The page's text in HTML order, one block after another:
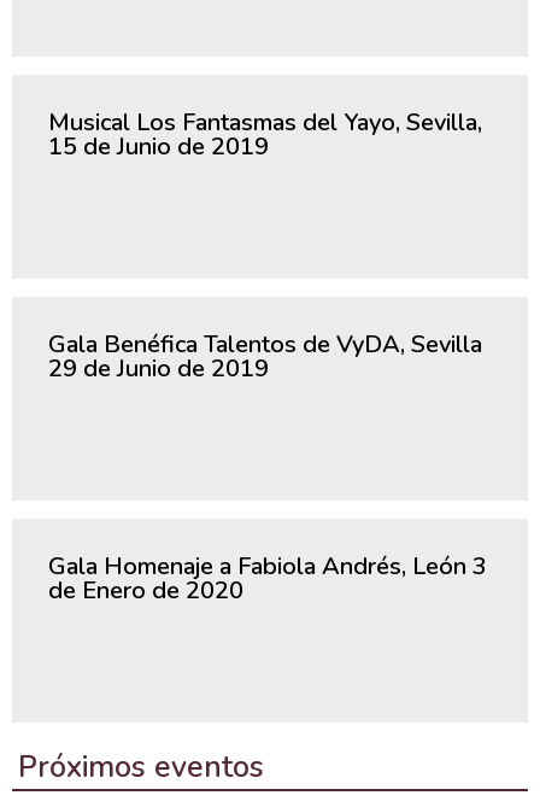
Musical Los Fantasmas del Yayo, Sevilla,
15 de Junio de 2019
Gala Benéfica Talentos de VyDA, Sevilla
29 de Junio de 2019
Gala Homenaje a Fabiola Andrés, León 3
de Enero de 2020
Próximos eventos